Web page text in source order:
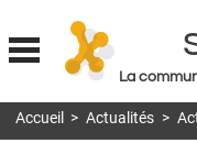
La
MON COMPTE
Accueil > Actualités >